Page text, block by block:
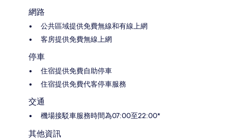
網路
公共區域提供免費無線和有線上網
客房提供免費無線上網
停車
住宿提供免費自助停車
住宿提供免費代客停車服務
交通
機場接駁車服務時間為07:00至22:00*
其他資訊